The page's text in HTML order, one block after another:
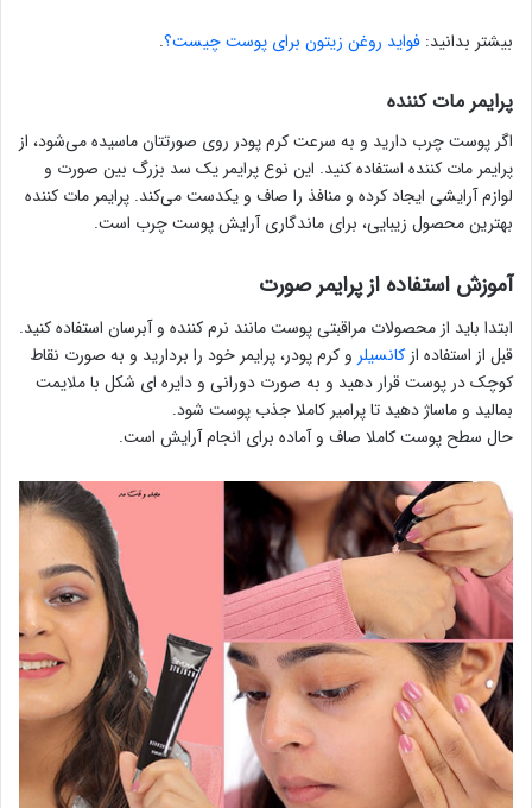
بیشتر بدانید: فواید روغن زیتون برای پوست چیست؟.
پرایمر مات کننده
اگر پوست چرب دارید و به سرعت کرم پودر روی صورتتان ماسیده می‌شود، از
پرایمر مات کننده استفاده کنید. این نوع پرایمر یک سد بزرگ بین صورت و
لوازم آرایشی ایجاد کرده و منافذ را صاف و یکدست می‌کند. پرایمر مات کننده
بهترین محصول زیبایی، برای ماندگاری آرایش پوست چرب است.
آموزش استفاده از پرایمر صورت
ابتدا باید از محصولات مراقبتی پوست مانند نرم کننده و آبرسان استفاده کنید.
قبل از استفاده ازکانسیلر و کرم پودر، پرایمر خود را بردارید و به صورت نقاط
کوچک در پوست قرار دهید و به صورت دورانی و دایره ای شکل با ملایمت
بمالید و ماساژ دهید تا پرامیر کاملا جذب پوست شود.
حال سطح پوست کاملا صاف و آماده برای انجام آرایش است.